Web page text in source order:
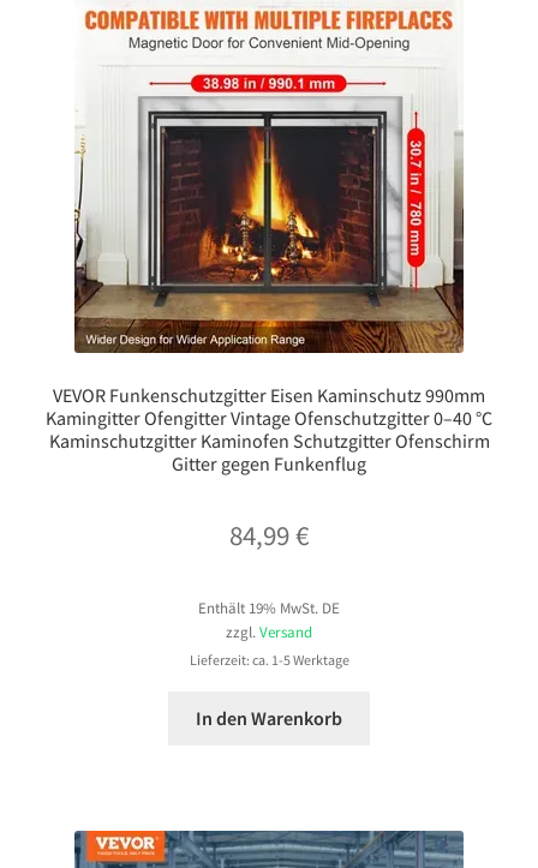
VEVOR Funkenschutzgitter Eisen Kaminschutz 990mm
Kamingitter Ofengitter Vintage Ofenschutzgitter 0–40 °C
Kaminschutzgitter Kaminofen Schutzgitter Ofenschirm
Gitter gegen Funkenflug
84,99€
Enthält 19% MwSt. DE
zzgl. Versand
Lieferzeit: ca. 1-5 Werktage
In den Warenkorb